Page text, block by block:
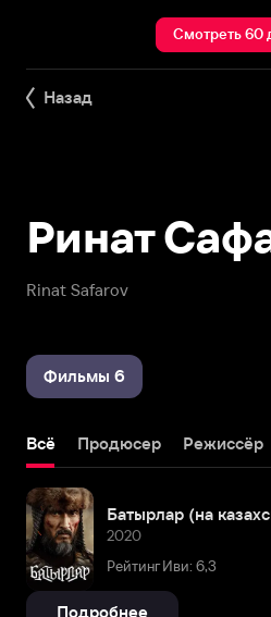
Смотреть 60
Назад
Rinat Safarov
Ринат
Фильмы 6
Всё Продюсер Режиссёр
Батырлар (на
2020
Рейтинг Иви: 6,3
Подробнее